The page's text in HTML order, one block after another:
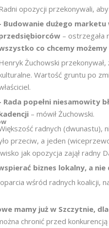
opozycji przekonywali, aby
Budowanie dużego
– ostrzegała
co chcemy możemy
Żuchowski
Wartość gruntu po
Rada popełni niesamowity
– mówił Żuchowski.
radnych (dwunastu),
przeciw, a jeden
jak opozycja zajął radny
biznes lokalny, a
wśród radnych koalicji,
mamy już w Szczytnie,
chronić przed